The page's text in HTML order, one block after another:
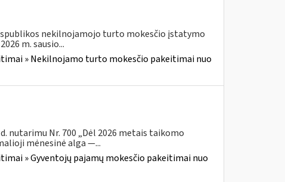
nekilnojamojo turto mokesčio įstatymo
m. sausio...
» Nekilnojamo turto mokesčio pakeitimai nuo
nutarimu Nr. 700 „Dėl 2026 metais taikomo
mėnesinė alga —...
» Gyventojų pajamų mokesčio pakeitimai nuo